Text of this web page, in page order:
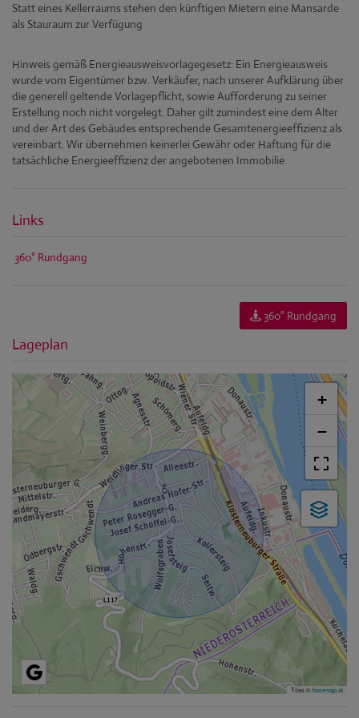
Statt eines Kellerraums stehen den künftigen Mietern eine Mansarde
als Stauraum zur Verfügung
Hinweis gemäß Energieausweisvorlagegesetz: Ein Energieausweis
wurde vom Eigentümer bzw. Verkäufer, nach unserer Aufklärung über
die generell geltende Vorlagepflicht, sowie Aufforderung zu seiner
Erstellung noch nicht vorgelegt. Daher gilt zumindest eine dem Alter
und der Art des Gebäudes entsprechende Gesamtenergieeffizienz als
vereinbart. Wir übernehmen keinerlei Gewähr oder Haftung für die
tatsächliche Energieeffizienz der angebotenen Immobilie.
Links
360° Rundgang
360° Rundgang
Lageplan
+
−
Tiles ©basemap.at